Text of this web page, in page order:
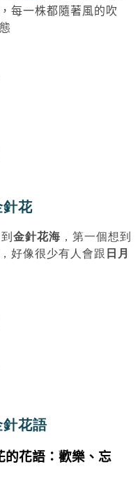
每一株都隨著風的吹
針花
金針花海 ，第一個想到
，好像很少有人會跟 日月
針花語
的花語：歡樂、忘